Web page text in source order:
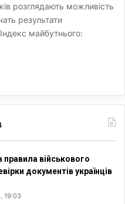
розглядають можливість
результати
майбутнього:
правила військового
документів українців
19:03